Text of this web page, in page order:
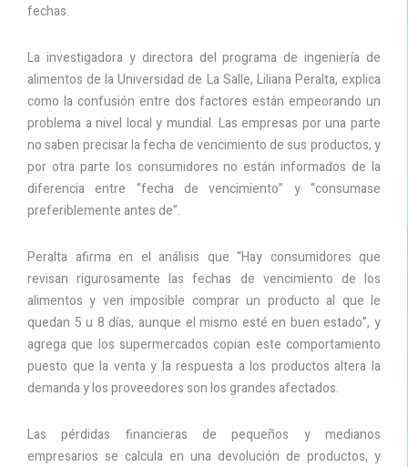
fechas.
La investigadora y directora del programa de ingeniería de
alimentos de la Universidad de La Salle, Liliana Peralta, explica
como la confusión entre dos factores están empeorando un
problema a nivel local y mundial. Las empresas por una parte
no saben precisar la fecha de vencimiento de sus productos, y
por otra parte los consumidores no están informados de la
diferencia entre “fecha de vencimiento” y “consumase
preferiblemente antes de”.
Peralta afirma en el análisis que “Hay consumidores que
revisan rigurosamente las fechas de vencimiento de los
alimentos y ven imposible comprar un producto al que le
quedan 5 u 8 días, aunque el mismo esté en buen estado”, y
agrega que los supermercados copian este comportamiento
puesto que la venta y la respuesta a los productos altera la
demanda y los proveedores son los grandes afectados.
Las pérdidas financieras de pequeños y medianos
empresarios se calcula en una devolución de productos, y